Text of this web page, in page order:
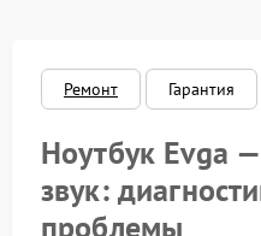
Ремонт Гарантия
Ноутбук Evga
звук:
проблемы